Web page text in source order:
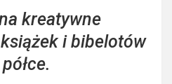
kreatywne
i bibelotów